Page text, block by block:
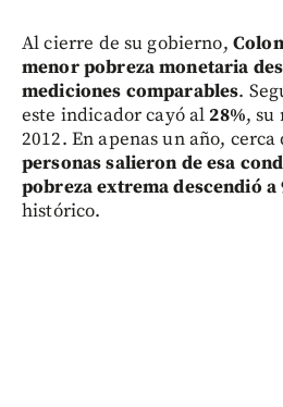
Al cierre de su gobierno,
menor pobreza monetaria
mediciones comparables.
este indicador cayó al28%, su
2012. En apenas un año, cerca
personas salieron de esa
pobreza extrema descendió a
histórico.